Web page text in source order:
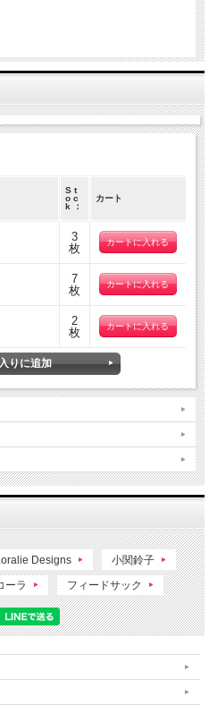
ットされた商品でのお届けとなりま
S t
o c
k ：
カート
3
枚
7
枚
2
枚
Designs 小関鈴子
ーラ フィードサック